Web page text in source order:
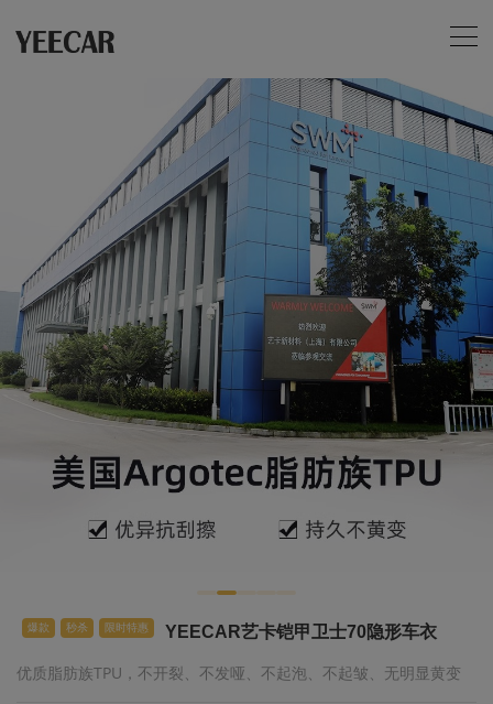
爆款 秒杀 限时特惠 YEECAR艺卡铠甲卫士70隐形车衣
优质脂肪族TPU，不开裂、不发哑、不起泡、不起皱、无明显黄变